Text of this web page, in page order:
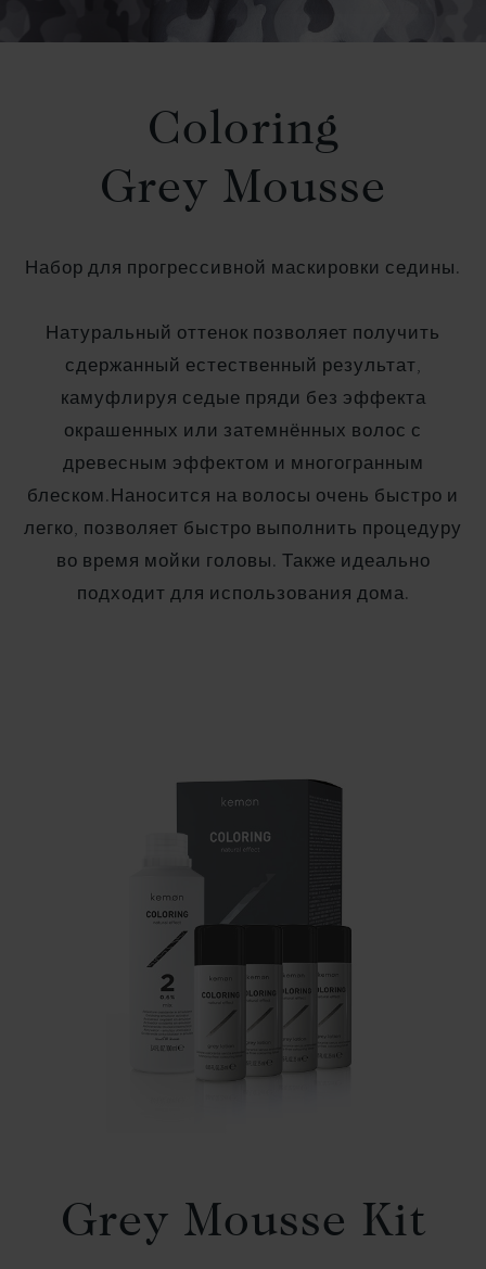
Coloring
Grey Mousse
Набор для прогрессивной маскировки седины.
Натуральный оттенок позволяет получить
сдержанный естественный результат,
камуфлируя седые пряди без эффекта
окрашенных или затемнённых волос с
древесным эффектом и многогранным
блеском.Наносится на волосы очень быстро и
легко, позволяет быстро выполнить процедуру
во время мойки головы. Также идеально
подходит для использования дома.
Grey Mousse Kit